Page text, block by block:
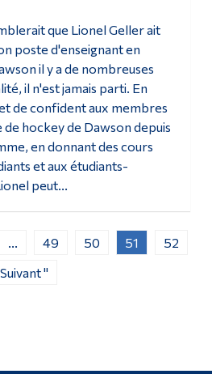
que Lionel Geller ait
poste d'enseignant en
il y a de nombreuses
il n'est jamais parti. En
de confident aux membres
hockey de Dawson depuis
en donnant des cours
et aux étudiants-
peut...
49 50 51
52
Suivant "